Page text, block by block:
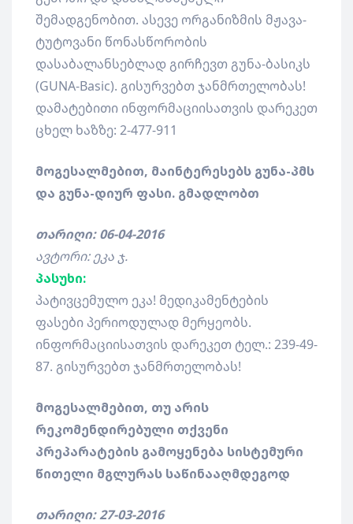
შემადგენობით. ასევე ორგანიზმის მჟავა-
ტუტოვანი წონასწორობის
დასაბალანსებლად გირჩევთ გუნა-ბასიკს
(GUNA-Basic). გისურვებთ ჯანმრთელობას!
დამატებითი ინფორმაციისათვის დარეკეთ
ცხელ ხაზზე: 2-477-911
მოგესალმებით, მაინტერესებს გუნა-პმს
და გუნა-დიურ ფასი. გმადლობთ
თარიღი: 06-04-2016
ავტორი: ეკა ჯ.
პასუხი:
პატივცემულო ეკა! მედიკამენტების
ფასები პერიოდულად მერყეობს.
ინფორმაციისათვის დარეკეთ ტელ.: 239-49-
87. გისურვებთ ჯანმრთელობას!
მოგესალმებით, თუ არის
რეკომენდირებული თქვენი
პრეპარატების გამოყენება სისტემური
წითელი მგლურას საწინააღმდეგოდ
თარიღი: 27-03-2016